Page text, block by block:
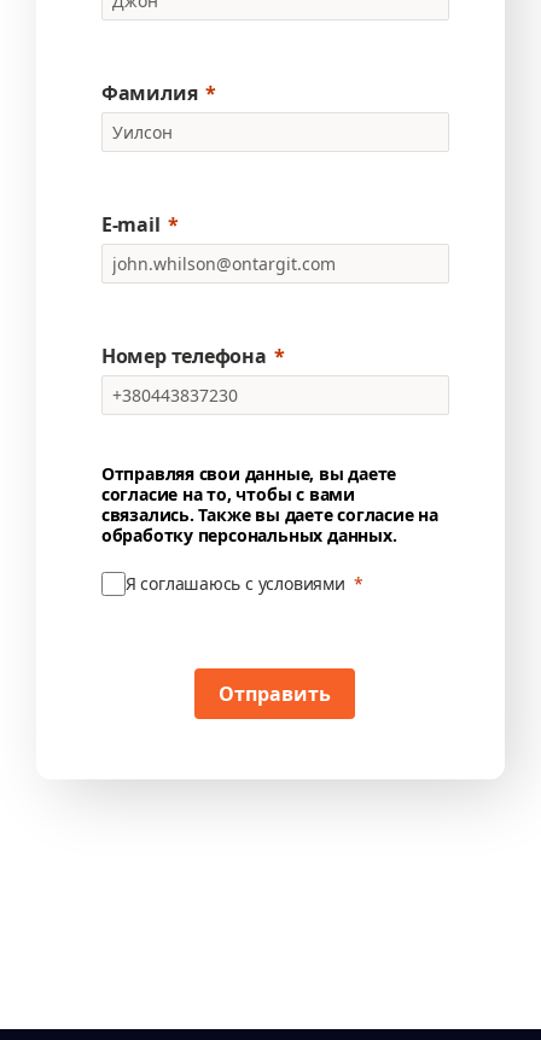
Фамилия
E-mail
Номер телефона
Отправляя свои данные, вы даете
согласие на то, чтобы с вами
связались. Также вы даете согласие на
обработку персональных данных.
Я соглашаюсь с условиями
Отправить